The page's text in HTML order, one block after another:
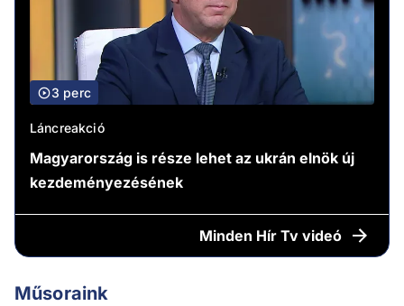
3 perc
Láncreakció
Magyarország is része lehet az ukrán elnök új
kezdeményezésének
Minden Hír Tv videó
Műsoraink